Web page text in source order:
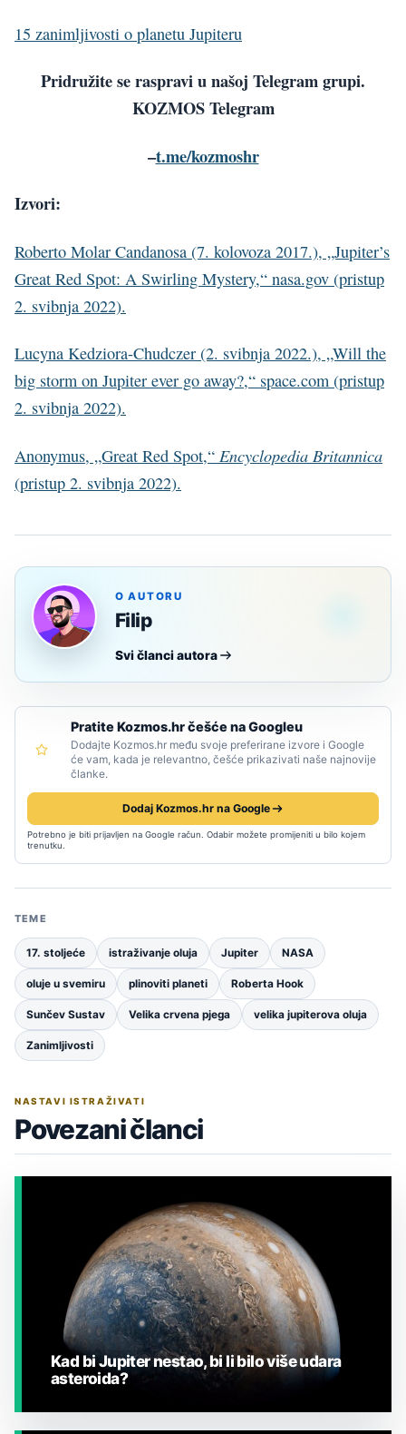
15 zanimljivosti o planetu Jupiteru
Pridružite se raspravi u našoj Telegram grupi.
KOZMOS Telegram
–t.me/kozmoshr
Izvori:
Roberto Molar Candanosa (7. kolovoza 2017.), „Jupiter’s
Great Red Spot: A Swirling Mystery,“ nasa.gov (pristup
2. svibnja 2022).
Lucyna Kedziora-Chudczer (2. svibnja 2022.), „Will the
big storm on Jupiter ever go away?,“ space.com (pristup
2. svibnja 2022).
Anonymus, „Great Red Spot,“ Encyclopedia Britannica
(pristup 2. svibnja 2022).
O AUTORU
Filip
Svi članci autora
Pratite Kozmos.hr češće na Googleu
Dodajte Kozmos.hr među svoje preferirane izvore i Google
će vam, kada je relevantno, češće prikazivati naše najnovije
članke.
Dodaj Kozmos.hr na Google
Potrebno je biti prijavljen na Google račun. Odabir možete promijeniti u bilo kojem
trenutku.
TEME
17. stoljeće istraživanje oluja Jupiter NASA
oluje u svemiru plinoviti planeti Roberta Hook
Sunčev Sustav Velika crvena pjega velika jupiterova oluja
Zanimljivosti
NASTAVI ISTRAŽIVATI
Povezani članci
Kad bi Jupiter nestao, bi li bilo više udara
asteroida?